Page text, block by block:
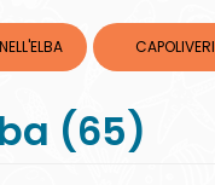
CAPOLIVERI
(65)